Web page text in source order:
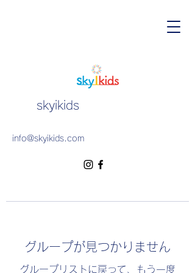
skyikids
info@skyikids.com
グループが見つかりません
グループリストに戻って、もう一度